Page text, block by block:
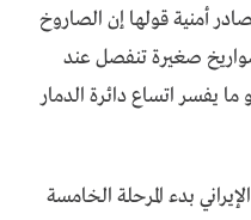
أمنية قولها إن الصاروخ
صغيرة تنفصل عند
يفسر اتساع دائرة الدمار
بدء المرحلة الخامسة